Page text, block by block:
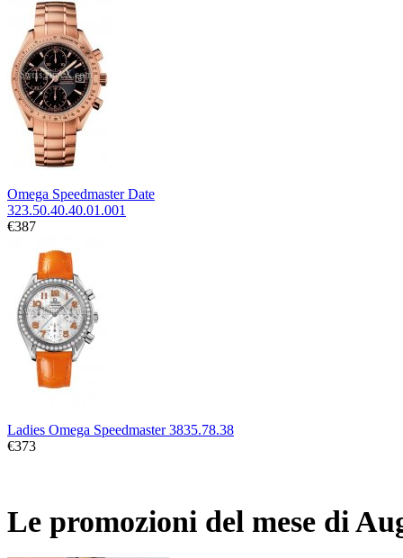
Omega Speedmaster Date
323.50.40.40.01.001
€387
Ladies Omega Speedmaster 3835.78.38
€373
Le promozioni del mese di